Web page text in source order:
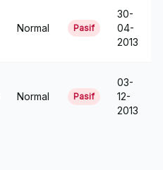
Normal Pasif
30-
04-
2013
Normal Pasif
03-
12-
2013